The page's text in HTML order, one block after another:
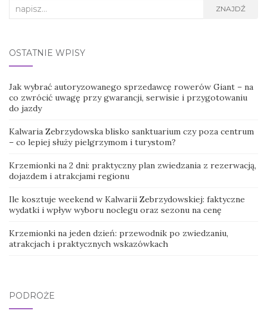
Search
ZNAJDŹ
OSTATNIE WPISY
Jak wybrać autoryzowanego sprzedawcę rowerów Giant – na
co zwrócić uwagę przy gwarancji, serwisie i przygotowaniu
do jazdy
Kalwaria Zebrzydowska blisko sanktuarium czy poza centrum
– co lepiej służy pielgrzymom i turystom?
Krzemionki na 2 dni: praktyczny plan zwiedzania z rezerwacją,
dojazdem i atrakcjami regionu
Ile kosztuje weekend w Kalwarii Zebrzydowskiej: faktyczne
wydatki i wpływ wyboru noclegu oraz sezonu na cenę
Krzemionki na jeden dzień: przewodnik po zwiedzaniu,
atrakcjach i praktycznych wskazówkach
PODRÓŻE